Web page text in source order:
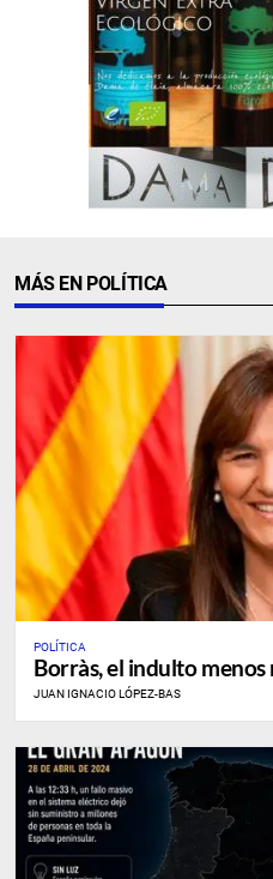
MÁS EN POLÍTICA
POLÍTICA
Borràs, el indulto
JUAN IGNACIO LÓPEZ-BAS